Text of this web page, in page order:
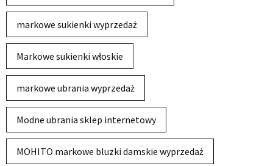
markowe sukienki wyprzedaż
Markowe sukienki włoskie
markowe ubrania wyprzedaż
Modne ubrania sklep internetowy
MOHITO markowe bluzki damskie wyprzedaż